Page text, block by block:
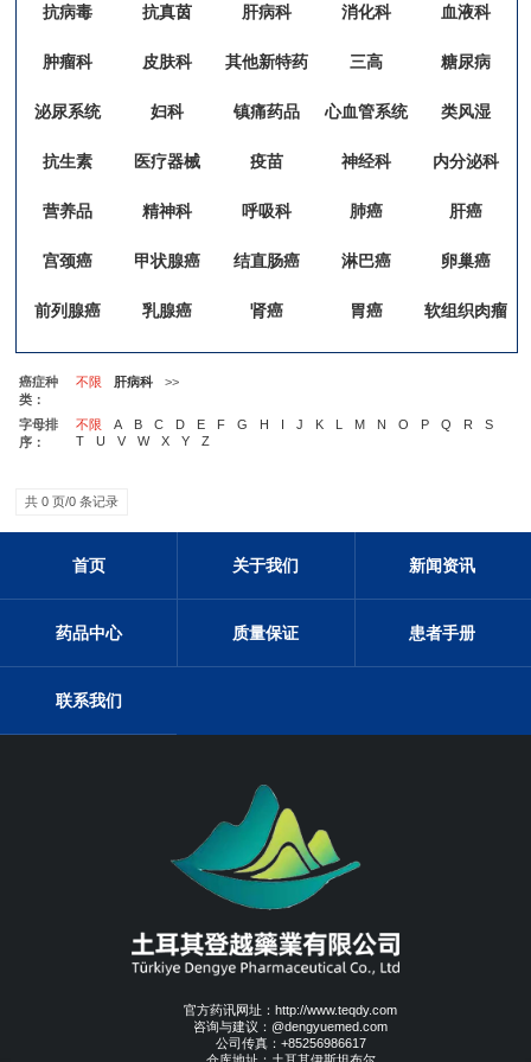
抗病毒 抗真茵 肝病科 消化科 血液科
肿瘤科 皮肤科 其他新特药 三高 糖尿病
泌尿系统 妇科 镇痛药品 心血管系统 类风湿
抗生素 医疗器械 疫苗 神经科 内分泌科
营养品 精神科 呼吸科 肺癌 肝癌
宫颈癌 甲状腺癌 结直肠癌 淋巴癌 卵巢癌
前列腺癌 乳腺癌 肾癌 胃癌 软组织肉瘤
癌症种
类：
不限 肝病科 >>
字母排
序：
不限 A B C D E F G H I J K L M N O P Q R
S
T
U V W X Y Z
共 0 页/0 条记录
首页 关于我们 新闻资讯
药品中心 质量保证 患者手册
联系我们
官方药讯网址：http://www.teqdy.com
咨询与建议：@dengyuemed.com
公司传真：+85256986617